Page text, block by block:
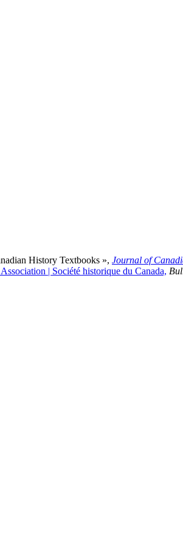
History Textbooks », Journal of
| Société historique du Canada,